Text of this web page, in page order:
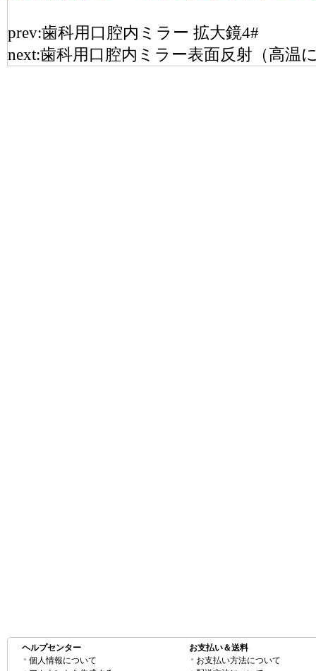
prev:歯科用口腔内ミラー 拡大鏡4#
next:歯科用口腔内ミラー表面反射（高温
ヘルプセンター
個人情報について
お支払い＆送料
お支払い方法について